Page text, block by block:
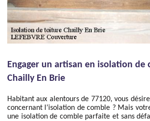
Engager un artisan en isolation de
Chailly En Brie
Habitant aux alentours de 77120, vous
concernant l’isolation de comble ? Mais
une isolation de comble parfaite et sans